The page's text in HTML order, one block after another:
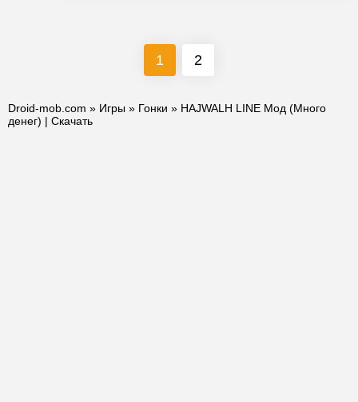
1 2
Droid-mob.com » Игры » Гонки » HAJWALH LINE Мод (Много
денег) | Скачать